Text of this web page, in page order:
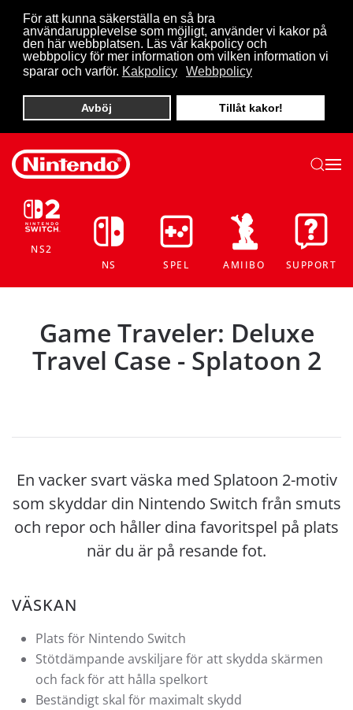
För att kunna säkerställa en så bra
användarupplevelse som möjligt, använder vi kakor på
den här webbplatsen. Läs vår kakpolicy och
webbpolicy för mer information om vilken information vi
sparar och varför. Kakpolicy Webbpolicy
Avböj Tillåt kakor!
Skip to main content
NS2
NS
SPEL AMIIBO SUPPORT
Game Traveler: Deluxe
Travel Case - Splatoon 2
En vacker svart väska med Splatoon 2-motiv
som skyddar din Nintendo Switch från smuts
och repor och håller dina favoritspel på plats
när du är på resande fot.
VÄSKAN
Plats för Nintendo Switch
Stötdämpande avskiljare för att skydda skärmen
och fack för att hålla spelkort
Beständigt skal för maximalt skydd